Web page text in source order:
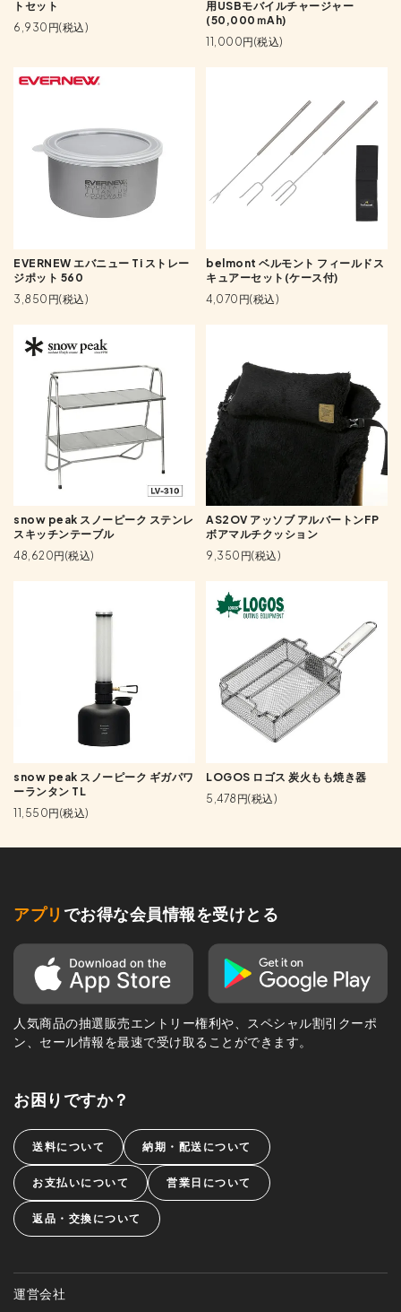
トセット
6,930円(税込)
用USBモバイルチャージャー
(50,000ｍAh)
11,000円(税込)
EVERNEW エバニュー Ti ストレー
ジポット 560
3,850円(税込)
belmont ベルモント フィールドス
キュアーセット(ケース付)
4,070円(税込)
snow peak スノーピーク ステンレ
スキッチンテーブル
48,620円(税込)
AS2OV アッソブ アルバートンFP
ボアマルチクッション
9,350円(税込)
snow peak スノーピーク ギガパワ
ーランタン TL
11,550円(税込)
LOGOS ロゴス 炭火もも焼き器
5,478円(税込)
アプリ でお得な会員情報を受けとる
人気商品の抽選販売エントリー権利や、スペシャル割引クーポ
ン、セール情報を最速で受け取ることができます。
お困りですか？
送料について 納期・配送について
お支払いについて 営業日について
返品・交換について
運営会社